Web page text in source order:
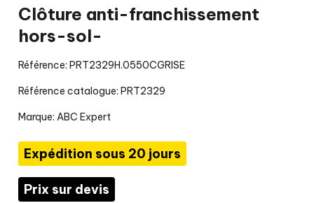
Clôture anti-franchissement
hors-sol-
Référence: PRT2329H.0550CGRISE
Référence catalogue: PRT2329
Marque: ABC Expert
Expédition sous 20 jours
Prix sur devis